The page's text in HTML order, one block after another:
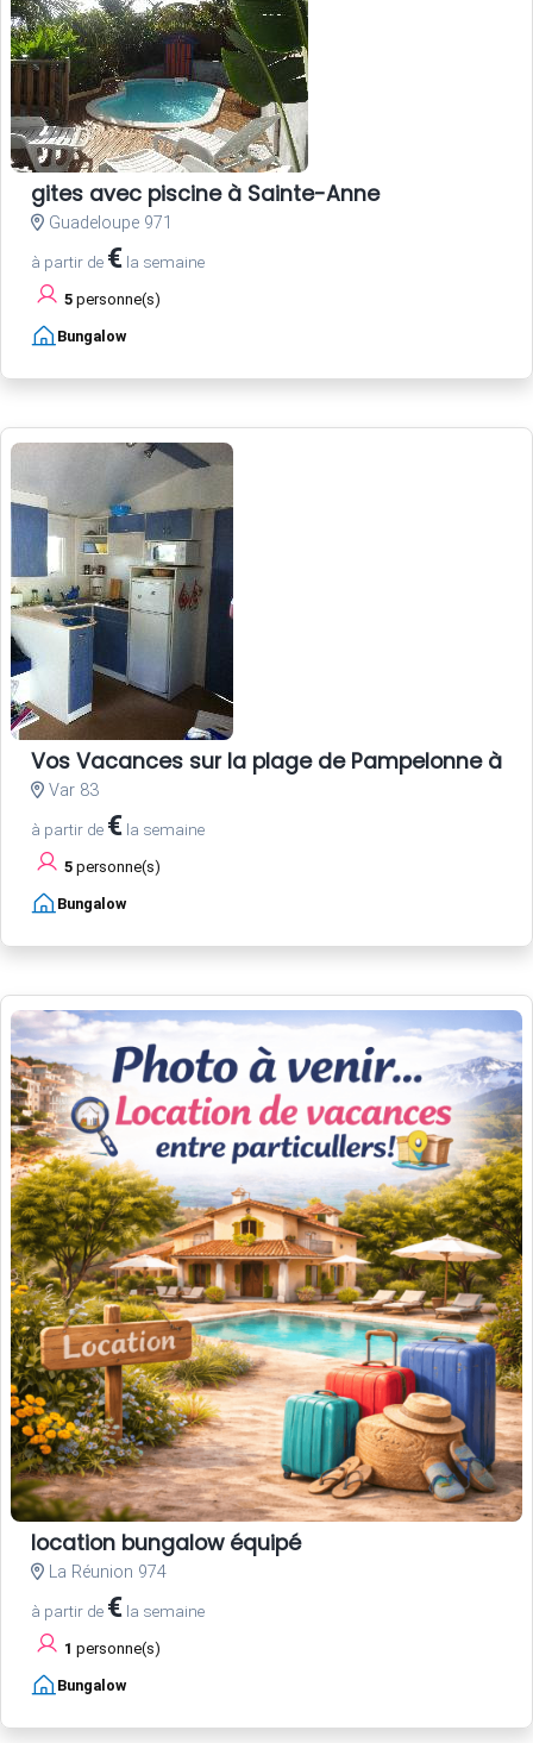
gites avec piscine à Sainte-Anne
Guadeloupe 971
à partir de € la semaine
5 personne(s)
Bungalow
Vos Vacances sur la plage de Pampelonne à
Var 83
à partir de € la semaine
5 personne(s)
Bungalow
location bungalow équipé
La Réunion 974
à partir de € la semaine
1 personne(s)
Bungalow